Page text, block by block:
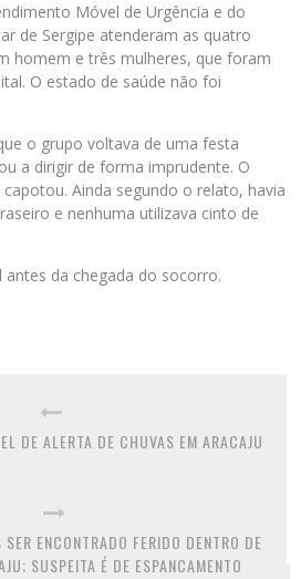
Móvel de Urgência e do
de Sergipe atenderam as quatro
homem e três mulheres, que foram
O estado de saúde não foi
o grupo voltava de uma festa
a dirigir de forma imprudente. O
Ainda segundo o relato, havia
e nenhuma utilizava cinto de
da chegada do socorro.
DE ALERTA DE CHUVAS EM ARACAJU
ENCONTRADO FERIDO DENTRO DE
SUSPEITA É DE ESPANCAMENTO